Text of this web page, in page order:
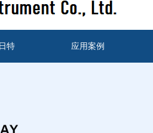
特 应用案例